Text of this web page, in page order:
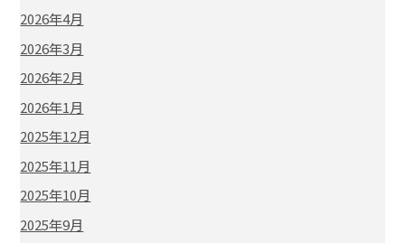
2026年4月
2026年3月
2026年2月
2026年1月
2025年12月
2025年11月
2025年10月
2025年9月